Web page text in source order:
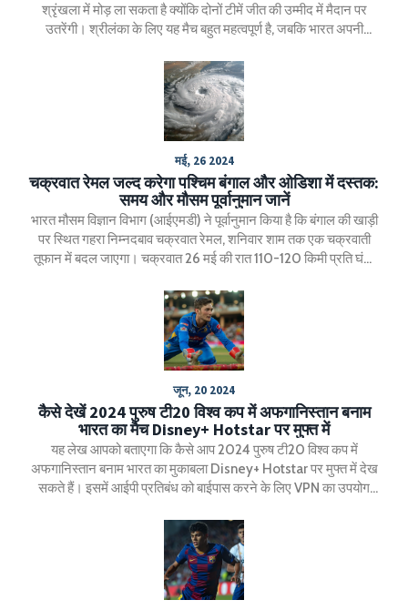
श्रृंखला में मोड़ ला सकता है क्योंकि दोनों टीमें जीत की उम्मीद में मैदान पर
उतरेंगी। श्रीलंका के लिए यह मैच बहुत महत्वपूर्ण है, जबकि भारत अपनी
मई, 26 2024
चक्रवात रेमल जल्द करेगा पश्चिम बंगाल और ओडिशा में दस्तक:
समय और मौसम पूर्वानुमान जानें
भारत मौसम विज्ञान विभाग (आईएमडी) ने पूर्वानुमान किया है कि बंगाल की खाड़ी
पर स्थित गहरा निम्नदबाव चक्रवात रेमल, शनिवार शाम तक एक चक्रवाती
तूफान में बदल जाएगा। चक्रवात 26 मई की रात 110-120 किमी प्रति घंटा
सकती है। यह तूफान पश्चिम बंगाल और ओडिशा के तटीय जिलों में भारी वर्षा ला
सकता है।
जून, 20 2024
कैसे देखें 2024 पुरुष टी20 विश्व कप में अफगानिस्तान बनाम
भारत का मैच Disney+ Hotstar पर मुफ्त में
यह लेख आपको बताएगा कि कैसे आप 2024 पुरुष टी20 विश्व कप में
अफगानिस्तान बनाम भारत का मुकाबला Disney+ Hotstar पर मुफ्त में देख
सकते हैं। इसमें आईपी प्रतिबंध को बाईपास करने के लिए VPN का उपयोग